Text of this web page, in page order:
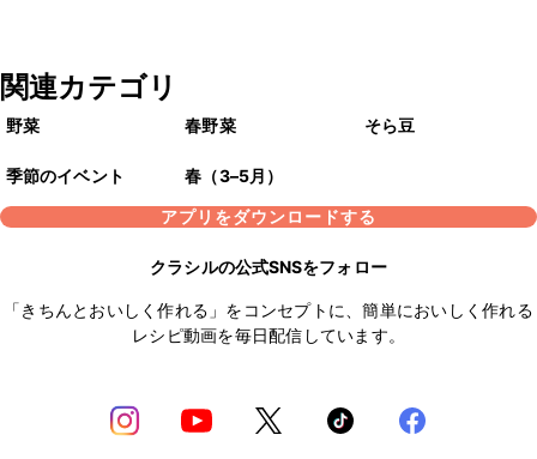
関連カテゴリ
野菜 春野菜 そら豆
季節のイベント
春（3–5月）
アプリをダウンロードする
クラシルの公式SNSをフォロー
「きちんとおいしく作れる」をコンセプトに、簡単においしく作れる
レシピ動画を毎日配信しています。